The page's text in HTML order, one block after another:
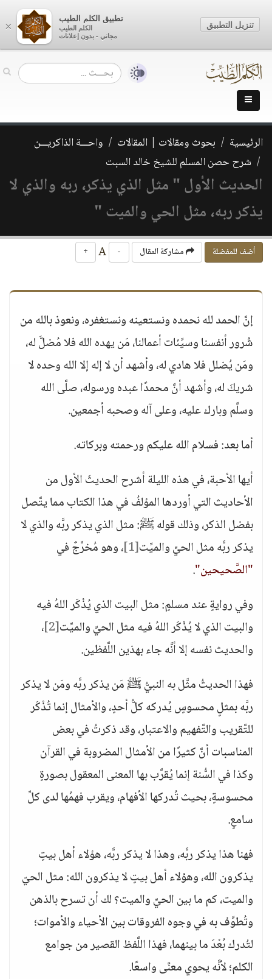
الرئيسية بحوث ومقالات | المقالات
واحـــة الذاكريـــن
شرح حصن المسلم للشيخ خالد السبت
الحديث الأول " مثل الذي يذكر، ربه والذي لا
يذكر ربه، مثل الحي والميت "‏
أضف للمفضلة مشاركة المقال -
+
إنَّ الحمد لله نحمده ونستعينه ونستغفره، ونعوذ بالله من
شُرور أنفسنا وسيِّئات أعمالنا، مَن يهده الله فلا مُضلَّ له،
ومَن يُضلل فلا هادي له، وأشهد أن لا إله إلا الله وحده لا
شريكَ له، وأشهد أنَّ محمدًا عبده ورسوله، صلَّى الله
وسلَّم وبارك عليه، وعلى آله وصحبه أجمعين.
أما بعد: فسلام الله عليكم ورحمته وبركاته.
أيها الأحبة، في هذه الليلة أشرح الحديثَ الأول من
الأحاديث التي أوردها المؤلفُ في هذا الكتاب مما يتَّصل
بفضل الذكر، وذلك قوله ﷺ: مثل الذي يذكر ربَّه والذي لا
يذكر ربَّه مثل الحيِّ والميِّت[1] ، وهو مُخرَّجٌ في
"الصَّحيحين".
وفي روايةٍ عند مسلمٍ: مثل البيت الذي يُذْكَر اللهُ فيه
والبيت الذي لا يُذْكَر اللهُ فيه مثل الحيِّ والميِّت[2] ،
والحديث نفسه إلا أنَّه جاء بهذين اللَّفظين.
فهذا الحديثُ مثَّل به النبيُّ ﷺ مَن يذكر ربَّه ومَن لا يذكر
ربَّه بمثلٍ محسوسٍ يُدركه كلُّ أحدٍ، والأمثال إنما تُذْكَر
للتَّقريب والتَّفهيم والاعتبار، وقد ذكرتُ في بعض
المناسبات أنَّ كثيرًا من الأمثال المضروبة في القرآن
وكذا في السُّنة إنما يُقرَّب بها المعنى المعقول بصورةٍ
محسوسةٍ، بحيث تُدركها الأفهام، ويقرب فهمُها لدى كلِّ
سامعٍ.
فهنا هذا يذكر ربَّه، وهذا لا يذكر ربَّه، هؤلاء أهل بيتٍ
يذكرون الله، وهؤلاء أهل بيتٍ لا يذكرون الله: مثل الحيّ
والميت، كم ما بين الحيِّ والميت؟ لك أن تسرح بالذهن
وتُطوِّف به في وجوه الفروقات بين الأحياء والأموات؛
لتُدرك بُعْدَ ما بينهما، فهذا اللَّفظ القصير من جوامع
الكلم؛ لأنَّه يحوي معنًى واسعًا.
×
تطبيق الكلم الطيب
الكلم الطيب
مجاني - بدون إعلانات
تنزيل التطبيق